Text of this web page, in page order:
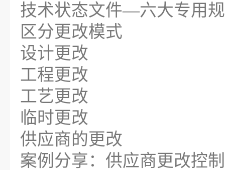
技术状态文件—六大专用
区分更改模式
设计更改
工程更改
工艺更改
临时更改
供应商的更改
案例分享：供应商更改控制